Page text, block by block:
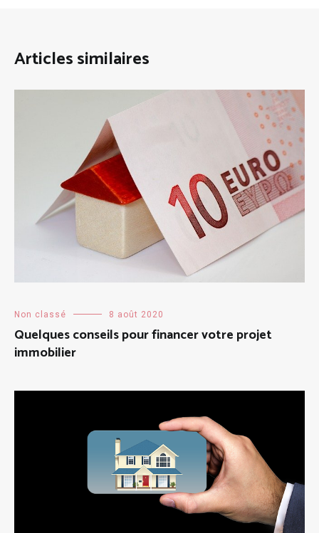
Articles similaires
Non classé 8 août 2020
Quelques conseils pour financer votre projet
immobilier